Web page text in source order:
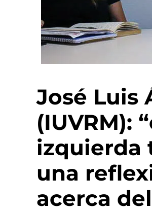
José Luis
(IUVRM):
izquierda
una
acerca